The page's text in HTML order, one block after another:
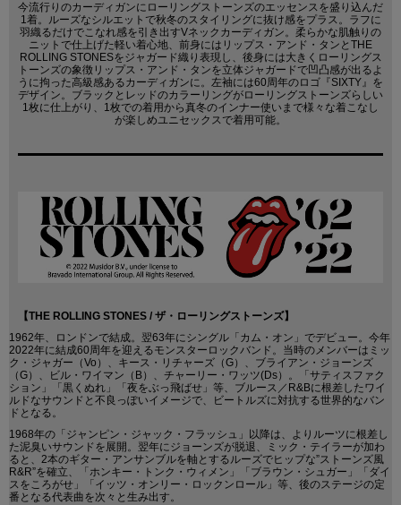
今流行りのカーディガンにローリングストーンズのエッセンスを盛り込んだ
1着。ルーズなシルエットで秋冬のスタイリングに抜け感をプラス。ラフに
羽織るだけでこなれ感を引き出すVネックカーディガン。柔らかな肌触りの
ニットで仕上げた軽い着心地、前身にはリップス・アンド・タンとTHE
ROLLING STONESをジャガード織り表現し、後身には大きくローリングス
トーンズの象徴リップス・アンド・タンを立体ジャガードで凹凸感が出るよ
うに拘った高級感あるカーディガンに。左袖には60周年のロゴ『SIXTY』を
デザイン。ブラックとレッドのカラーリングがローリングストーンズらしい
1枚に仕上がり、1枚での着用から真冬のインナー使いまで様々な着こなし
が楽しめユニセックスで着用可能。
【THE ROLLING STONES / ザ・ローリングストーンズ】
1962年、ロンドンで結成。翌63年にシングル「カム・オン」でデビュー。今年
2022年に結成60周年を迎えるモンスターロックバンド。当時のメンバーはミッ
ク・ジャガー（Vo）、キース・リチャーズ（G）、ブライアン・ジョーンズ
（G）、ビル・ワイマン（B）、チャーリー・ワッツ(Ds）。「サティスファク
ション」「黒くぬれ」「夜をぶっ飛ばせ」等、ブルース／R&Bに根差したワイ
ルドなサウンドと不良っぽいイメージで、ビートルズに対抗する世界的なバン
ドとなる。
1968年の「ジャンピン・ジャック・フラッシュ」以降は、よりルーツに根差し
た泥臭いサウンドを展開。翌年にジョーンズが脱退、ミック・テイラーが加わ
ると、2本のギター・アンサンブルを軸とするルーズでヒップな”ストーンズ風
R&R”を確立、「ホンキー・トンク・ウィメン」「ブラウン・シュガー」「ダイ
スをころがせ」「イッツ・オンリー・ロックンロール」等、後のステージの定
番となる代表曲を次々と生み出す。